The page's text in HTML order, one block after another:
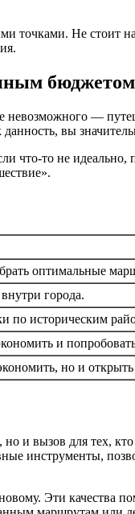
точками. Не стоит
бюджетом
невозможного —
вы
что-то не
оптимальные
города.
по историческим
и
но и
и вызов для тех, кто
инструменты,
Эти качества